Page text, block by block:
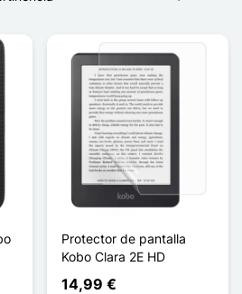
Protector de pantalla
Kobo Clara 2E HD
14,99 €